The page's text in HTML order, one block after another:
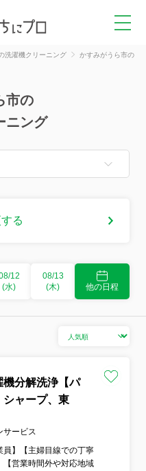
洗濯機クリーニング
かすみがうら市の
市の
ニング
る
12
(水)
08/13
(木)
他の日程
機分解洗浄【パ
シャープ、東
サービス
員】【主婦目線での丁寧
【営業時間外や対応地域